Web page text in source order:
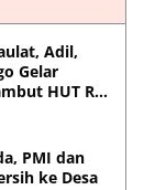
Adil,
Gelar
HUT RI
PMI dan
ke Desa